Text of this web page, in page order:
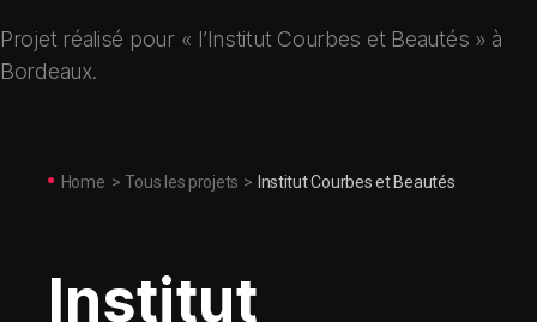
Projet réalisé pour « l’Institut Courbes et Beautés » à
Bordeaux.
Home > Tous les projets > Institut Courbes et Beautés
Institut